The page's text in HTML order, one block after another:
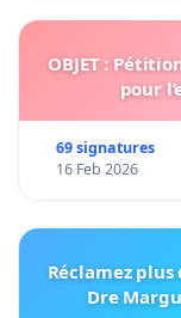
OBJET :
pour
69 signatures
16 Feb 2026
Réclamez
Dre